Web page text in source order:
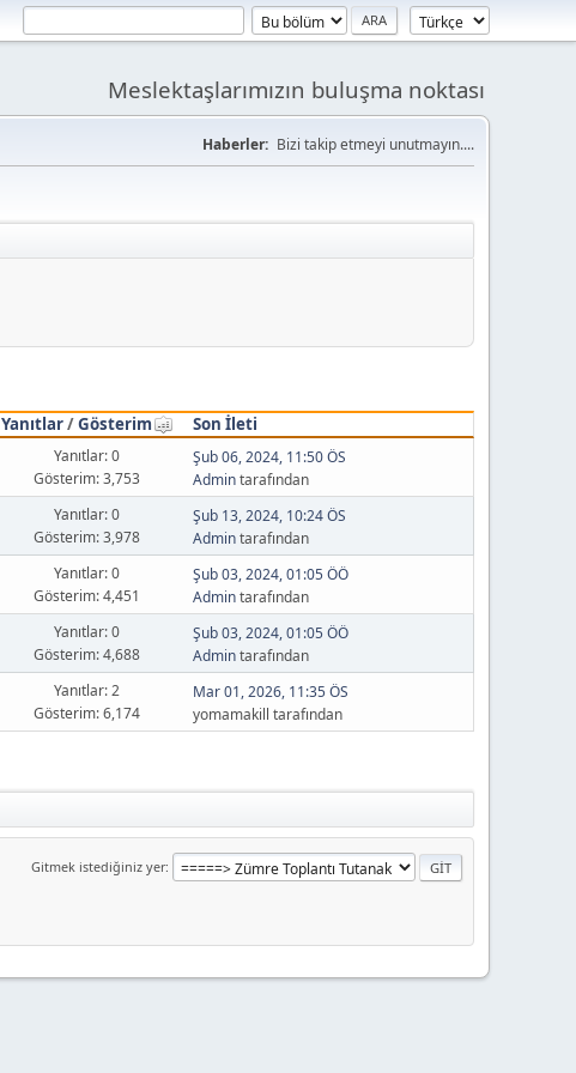
Meslektaşlarımızın buluşma noktası
Haberler: Bizi takip etmeyi unutmayın....
Yanıtlar/Gösterim
Son İleti
Yanıtlar: 0
Gösterim: 3,753
Şub 06, 2024, 11:50 ÖS
Admintarafından
Yanıtlar: 0
Gösterim: 3,978
Şub 13, 2024, 10:24 ÖS
Admintarafından
Yanıtlar: 0
Gösterim: 4,451
Şub 03, 2024, 01:05 ÖÖ
Admintarafından
Yanıtlar: 0
Gösterim: 4,688
Şub 03, 2024, 01:05 ÖÖ
Admintarafından
Yanıtlar: 2
Gösterim: 6,174
Mar 01, 2026, 11:35 ÖS
yomamakill tarafından
Gitmek istediğiniz yer